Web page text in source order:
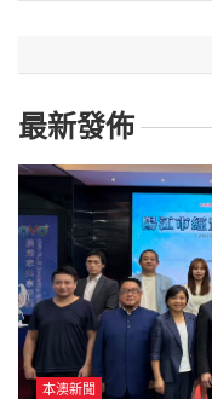
最新發佈
本澳新聞